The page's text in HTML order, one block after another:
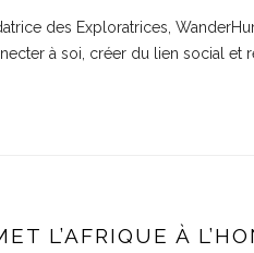
des Exploratrices,
à soi, créer du lien social et
L’AFRIQUE À